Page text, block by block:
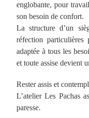
englobante, pour
son besoin de confort.
La structure d’un
réfection particulières
adaptée à tous les
et toute assise devient
Rester assis et
L’atelier Les Pachas
paresse.